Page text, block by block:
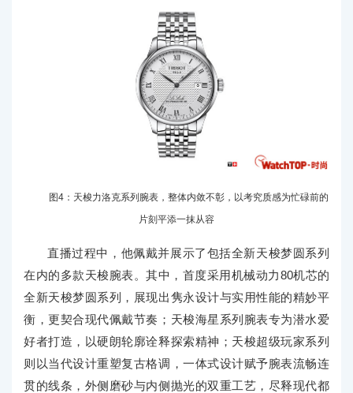
图4：天梭力洛克系列腕表，整体内敛不彰，以考究质感为忙碌前的
片刻平添一抹从容
直播过程中，他佩戴并展示了包括全新天梭梦圆系列
在内的多款天梭腕表。其中，首度采用机械动力80机芯的
全新天梭梦圆系列，展现出隽永设计与实用性能的精妙平
衡，更契合现代佩戴节奏；天梭海星系列腕表专为潜水爱
好者打造，以硬朗轮廓诠释探索精神；天梭超级玩家系列
则以当代设计重塑复古格调，一体式设计赋予腕表流畅连
贯的线条，外侧磨砂与内侧抛光的双重工艺，尽释现代都